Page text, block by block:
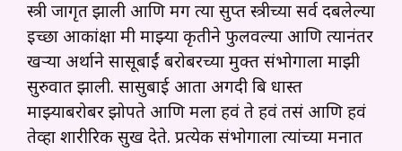
स्त्री जागृत झाली आणि मग त्या सुप्त स्त्रीच्या सर्व दबलेल्या
इच्छा आकांक्षा मी माझ्या कृतीने फुलवल्या आणि त्यानंतर
खऱ्या अर्थाने सासूबाईं बरोबरच्या मुक्त संभोगाला माझी
सुरुवात झाली. सासुबाई आता अगदी बि धास्त
माझ्याबरोबर झोपते आणि मला हवं ते हवं तसं आणि हवं
तेव्हा शारीरिक सुख देते. प्रत्येक संभोगाला त्यांच्या मनात